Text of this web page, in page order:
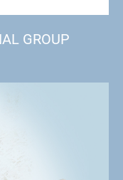
GROUP